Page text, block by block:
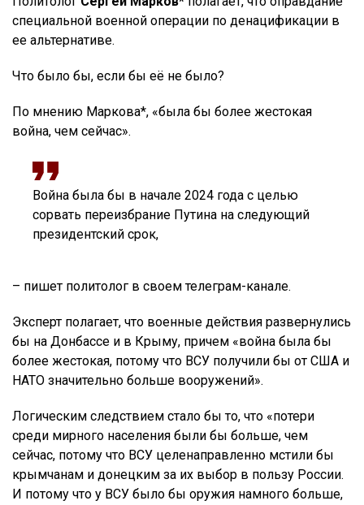
специальной военной операции по денацификации в
ее альтернативе.
Что было бы, если бы её не было?
По мнению Маркова*, «была бы более жестокая
война, чем сейчас».
Война была бы в начале 2024 года с целью
сорвать переизбрание Путина на следующий
президентский срок,
– пишет политолог в своем телеграм-канале.
Эксперт полагает, что военные действия развернулись
бы на Донбассе и в Крыму, причем «война была бы
более жестокая, потому что ВСУ получили бы от США и
НАТО значительно больше вооружений».
Логическим следствием стало бы то, что «потери
среди мирного населения были бы больше, чем
сейчас, потому что ВСУ целенаправленно мстили бы
крымчанам и донецким за их выбор в пользу России.
И потому что у ВСУ было бы оружия намного больше,